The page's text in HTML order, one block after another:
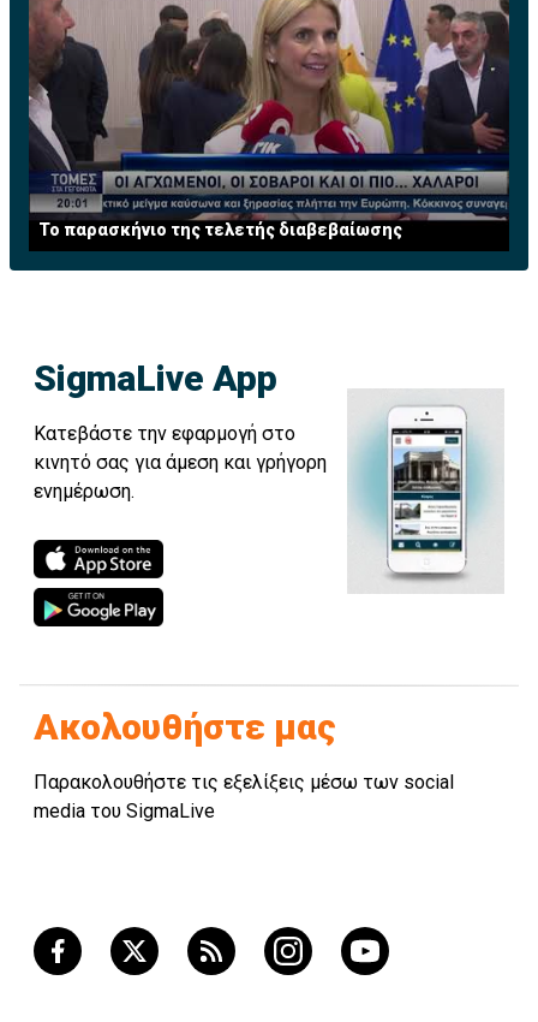
Το παρασκήνιο της τελετής διαβεβαίωσης
SigmaLive App
Κατεβάστε την εφαρμογή στο
κινητό σας για άμεση και γρήγορη
ενημέρωση.
Ακολουθήστε μας
Παρακολουθήστε τις εξελίξεις μέσω των social
media του SigmaLive